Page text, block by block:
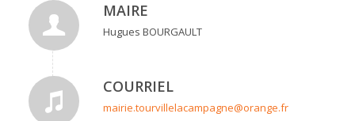
MAIRE
Hugues BOURGAULT
COURRIEL
mairie.tourvillelacampagne@orange.fr